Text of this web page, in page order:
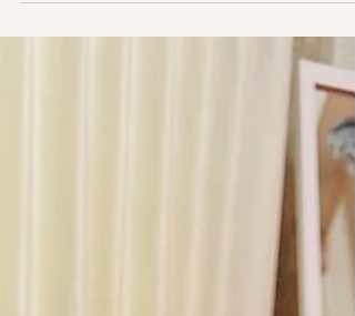
こんにちは、表参道鍼灸サロンmahoroba福田で
最近は、気温差も激しく体調を壊す方も多いいの
でお気をつけ下さい。 今月より新メニューを導入
いたしました ★若返り引き上げ頭皮鍼スパ★ 眼
疲労 不眠 首肩こり やる気が出ない お顔のたるみ